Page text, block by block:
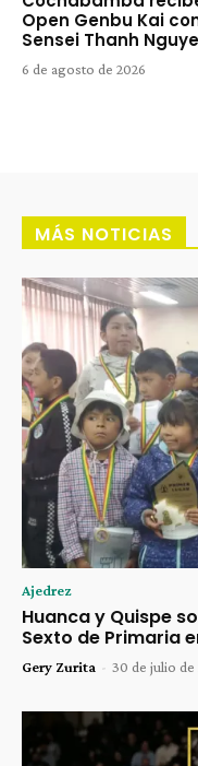
Open Genbu Kai
Sensei Thanh
6 de agosto de 2026
MÁS NOTICIAS
Ajedrez
Huanca y Quispe
Sexto de Primaria
Gery Zurita - 30 de julio de